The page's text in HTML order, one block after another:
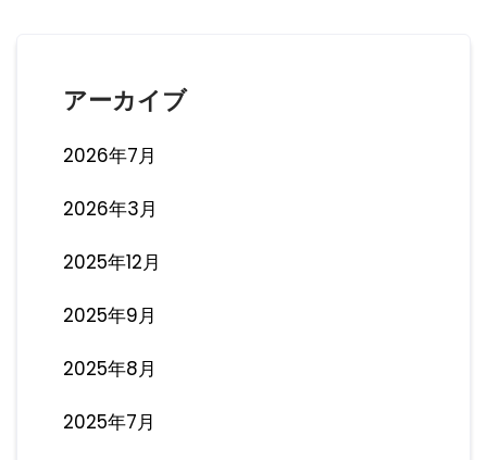
アーカイブ
2026年7月
2026年3月
2025年12月
2025年9月
2025年8月
2025年7月